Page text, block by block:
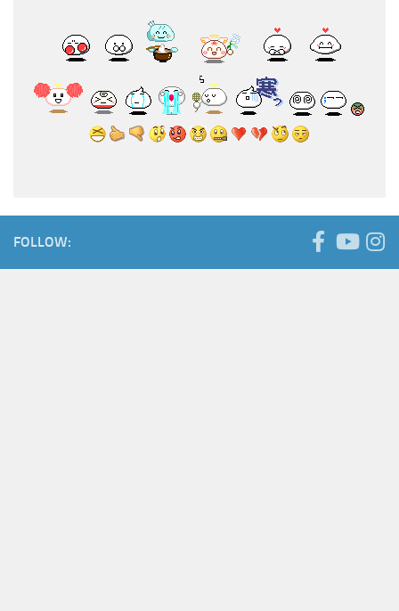
FOLLOW: